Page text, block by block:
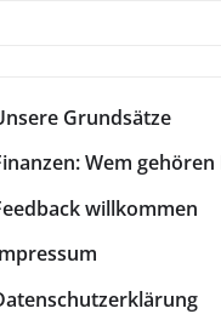
Grundsätze
Wem
willkommen